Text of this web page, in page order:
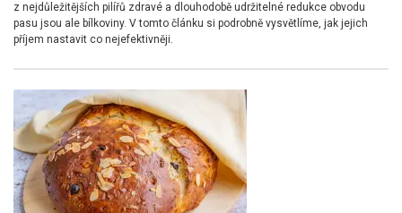
z nejdůležitějších pilířů zdravé a dlouhodobě udržitelné redukce obvodu
pasu jsou ale bílkoviny. V tomto článku si podrobně vysvětlíme, jak jejich
příjem nastavit co nejefektivněji.